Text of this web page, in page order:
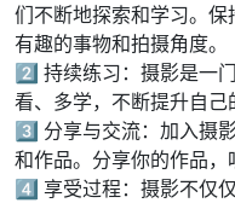
们不断地探索和学习。
有趣的事物和拍摄角度。
2️⃣ 持续练习：摄影是一
看、多学，不断提升自己
3️⃣ 分享与交流：加入摄
和作品。分享你的作品，
4️⃣ 享受过程：摄影不仅